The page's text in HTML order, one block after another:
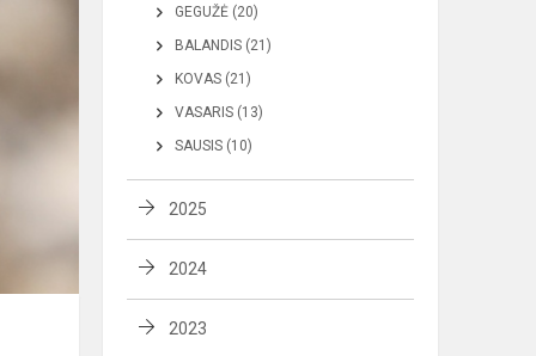
GEGUŽĖ (20)
BALANDIS (21)
KOVAS (21)
VASARIS (13)
SAUSIS (10)
2025
2024
2023